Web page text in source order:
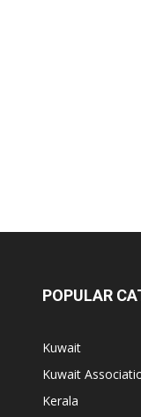
POPULAR
Kuwait
Kuwait
Kerala